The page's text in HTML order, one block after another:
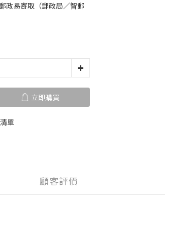
政易寄取（郵政局／智郵
立即購買
單
顧客評價